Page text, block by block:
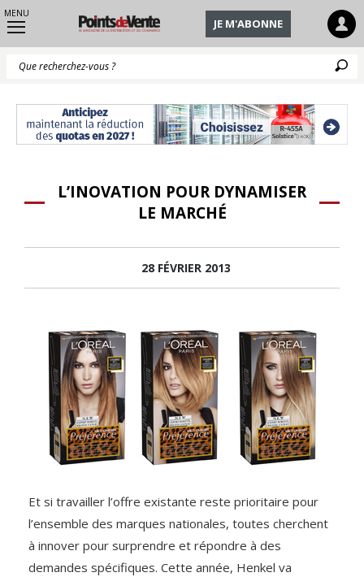
MENU
JE M'ABONNE
L’INOVATION POUR DYNAMISER
LE MARCHÉ
28 FÉVRIER 2013
Et si travailler l’offre existante reste prioritaire pour
l’ensemble des marques nationales, toutes cherchent
à innover pour surprendre et répondre à des
demandes spécifiques. Cette année, Henkel va